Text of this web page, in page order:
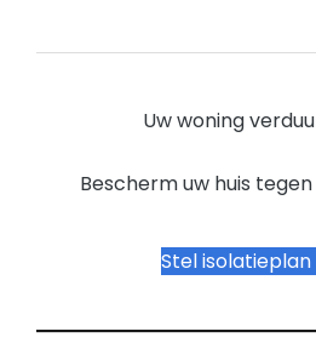
Uw woning
Bescherm uw huis
Stel